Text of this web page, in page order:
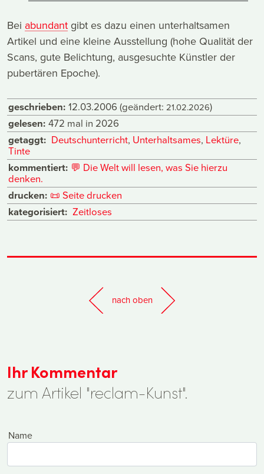
Bei abundant gibt es dazu einen unterhaltsamen
Artikel und eine kleine Ausstellung (hohe Qualität der
Scans, gute Belichtung, ausgesuchte Künstler der
pubertären Epoche).
geschrieben: 12.03.2006 (geändert: 21.02.2026)
gelesen: 472 mal in 2026
getaggt: Deutschunterricht, Unterhaltsames, Lektüre,
Tinte
kommentiert: 💬 Die Welt will lesen, was Sie hierzu
denken.
drucken: 📜 Seite drucken
kategorisiert: Zeitloses
nach oben
Ihr Kommentar
zum Artikel "reclam-Kunst".
Name